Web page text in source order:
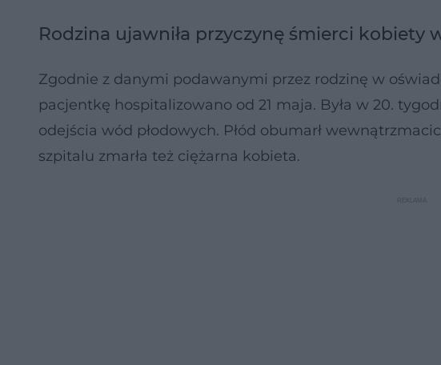
Rodzina ujawniła przyczynę śmierci kobiety
Zgodnie z danymi podawanymi przez rodzinę w
pacjentkę hospitalizowano od 21 maja. Była w 20.
odejścia wód płodowych. Płód obumarł
szpitalu zmarła też ciężarna kobieta.